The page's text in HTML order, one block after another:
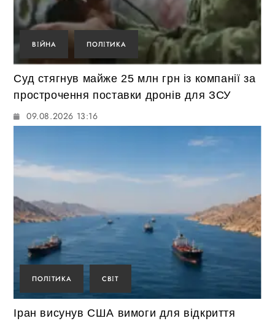
ВІЙНА ПОЛІТИКА
Суд стягнув майже 25 млн грн із компанії за
прострочення поставки дронів для ЗСУ
09.08.2026 13:16
ПОЛІТИКА СВІТ
Іран висунув США вимоги для відкриття